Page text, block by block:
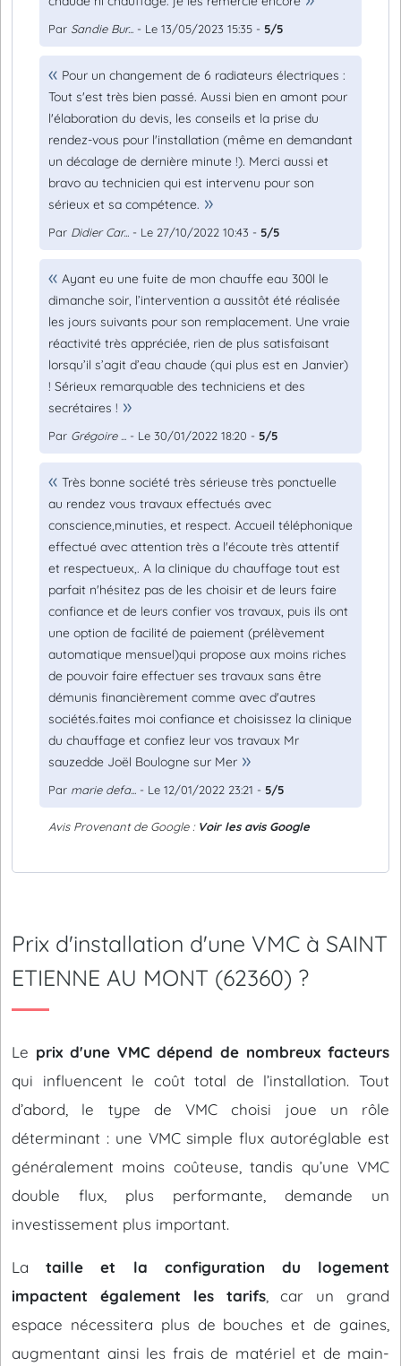
Par Sandie Bur... - Le 13/05/2023 15:35 - 5/5
Pour un changement de 6 radiateurs électriques :
Tout s'est très bien passé. Aussi bien en amont pour
l'élaboration du devis, les conseils et la prise du
rendez-vous pour l'installation (même en demandant
un décalage de dernière minute !). Merci aussi et
bravo au technicien qui est intervenu pour son
sérieux et sa compétence.
Par Didier Car... - Le 27/10/2022 10:43 - 5/5
Ayant eu une fuite de mon chauffe eau 300l le
dimanche soir, l’intervention a aussitôt été réalisée
les jours suivants pour son remplacement. Une vraie
réactivité très appréciée, rien de plus satisfaisant
lorsqu’il s’agit d’eau chaude (qui plus est en Janvier)
! Sérieux remarquable des techniciens et des
secrétaires !
Par Grégoire ... - Le 30/01/2022 18:20 - 5/5
Très bonne société très sérieuse très ponctuelle
au rendez vous travaux effectués avec
conscience,minuties, et respect. Accueil téléphonique
effectué avec attention très a l'écoute très attentif
et respectueux,. A la clinique du chauffage tout est
parfait n'hésitez pas de les choisir et de leurs faire
confiance et de leurs confier vos travaux, puis ils ont
une option de facilité de paiement (prélèvement
automatique mensuel)qui propose aux moins riches
de pouvoir faire effectuer ses travaux sans être
démunis financièrement comme avec d'autres
sociétés.faites moi confiance et choisissez la clinique
du chauffage et confiez leur vos travaux Mr
sauzedde Joël Boulogne sur Mer
Par marie defa... - Le 12/01/2022 23:21 - 5/5
Avis Provenant de Google : Voir les avis Google
Prix d'installation d'une VMC à SAINT
ETIENNE AU MONT (62360) ?
Le prix d'une VMC dépend de nombreux facteurs
qui influencent le coût total de l’installation. Tout
d’abord, le type de VMC choisi joue un rôle
déterminant : une VMC simple flux autoréglable est
généralement moins coûteuse, tandis qu’une VMC
double flux, plus performante, demande un
investissement plus important.
Lataille et la configuration du logement
impactent également les tarifs, car un grand
espace nécessitera plus de bouches et de gaines,
augmentant ainsi les frais de matériel et de main-